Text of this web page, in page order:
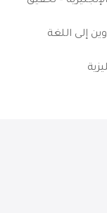
إلى اللغة